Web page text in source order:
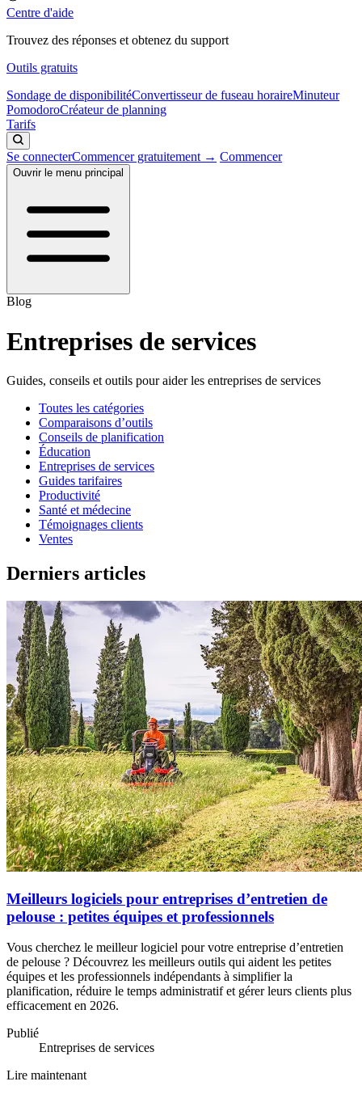
Centre d'aide
Trouvez des réponses et obtenez du support
Outils gratuits
Sondage de disponibilitéConvertisseur de fuseau horaireMinuteur
PomodoroCréateur de planning
Tarifs
Se connecterCommencer gratuitement → Commencer
Ouvrir le menu principal
Blog
Entreprises de services
Guides, conseils et outils pour aider les entreprises de services
Toutes les catégories
Comparaisons d’outils
Conseils de planification
Éducation
Entreprises de services
Guides tarifaires
Productivité
Santé et médecine
Témoignages clients
Ventes
Derniers articles
Meilleurs logiciels pour entreprises d’entretien de
pelouse : petites équipes et professionnels
Vous cherchez le meilleur logiciel pour votre entreprise d’entretien
de pelouse ? Découvrez les meilleurs outils qui aident les petites
équipes et les professionnels indépendants à simplifier la
planification, réduire le temps administratif et gérer leurs clients plus
efficacement en 2026.
Publié
Entreprises de services
Lire maintenant